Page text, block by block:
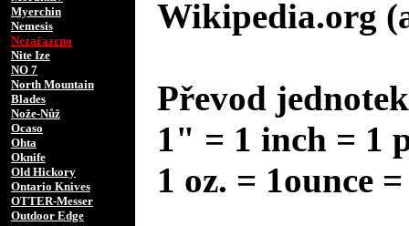
Myerchin
Nemesis
Nezařazeno
Nite Ize
NO 7
North Mountain
Blades
Nože-Nůž
Ocaso
Ohta
Oknife
Old Hickory
Ontario Knives
OTTER-Messer
Outdoor Edge
Wikipedia.org
Převod
1" = 1 inch = 1
1 oz. = 1ounce